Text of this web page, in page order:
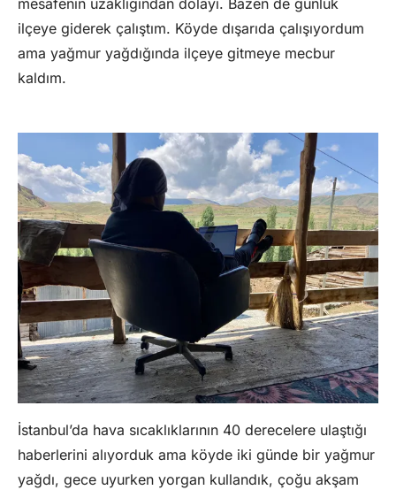
mesafenin uzaklığından dolayı. Bazen de günlük
ilçeye giderek çalıştım. Köyde dışarıda çalışıyordum
ama yağmur yağdığında ilçeye gitmeye mecbur
kaldım.
İstanbul’da hava sıcaklıklarının 40 derecelere ulaştığı
haberlerini alıyorduk ama köyde iki günde bir yağmur
yağdı, gece uyurken yorgan kullandık, çoğu akşam